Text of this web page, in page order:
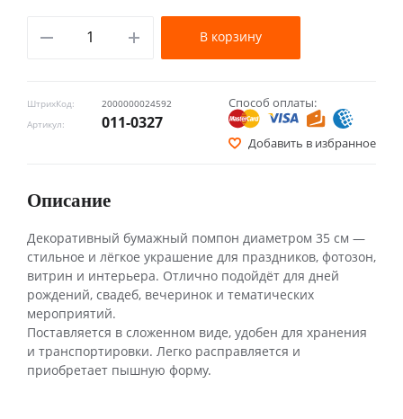
ШтрихКод:
2000000024592
Артикул:
011-0327
Способ оплаты:
Добавить в избранное
В корзину
Описание
Декоративный бумажный помпон диаметром 35 см —
стильное и лёгкое украшение для праздников, фотозон,
витрин и интерьера. Отлично подойдёт для дней
рождений, свадеб, вечеринок и тематических
мероприятий.
Поставляется в сложенном виде, удобен для хранения
и транспортировки. Легко расправляется и
приобретает пышную форму.